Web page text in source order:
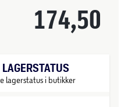
174,50
LAGERSTATUS
lagerstatus i butikker